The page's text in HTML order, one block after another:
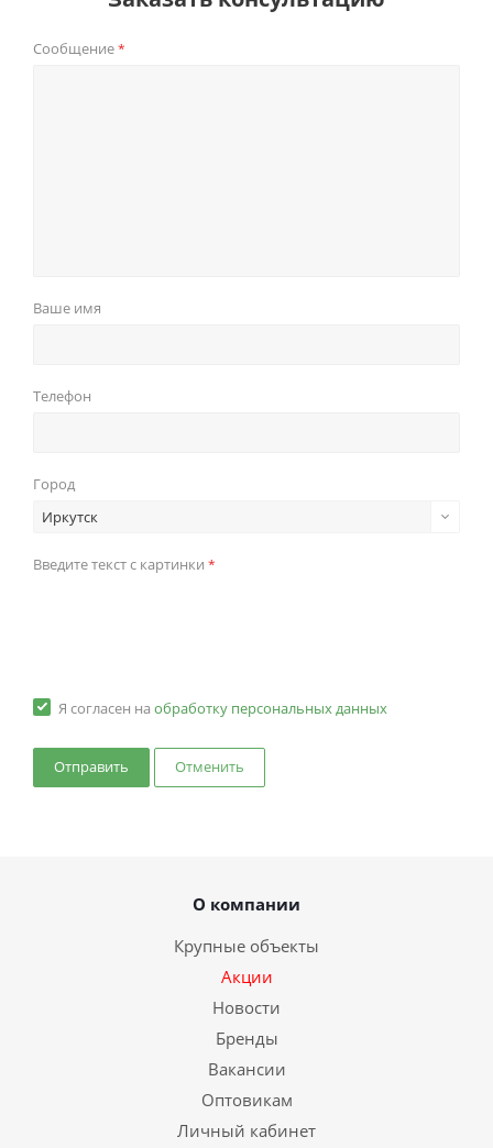
Сообщение*
Ваше имя
Телефон
Город
Иркутск
Введите текст с картинки *
Я согласен на обработку персональных данных
Отменить
О компании
Крупные объекты
Акции
Новости
Бренды
Вакансии
Оптовикам
Личный кабинет